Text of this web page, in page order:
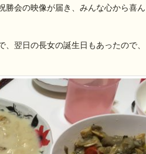
勝会の映像が届き、みんな心から喜ん
翌日の長女の誕生日もあったので、